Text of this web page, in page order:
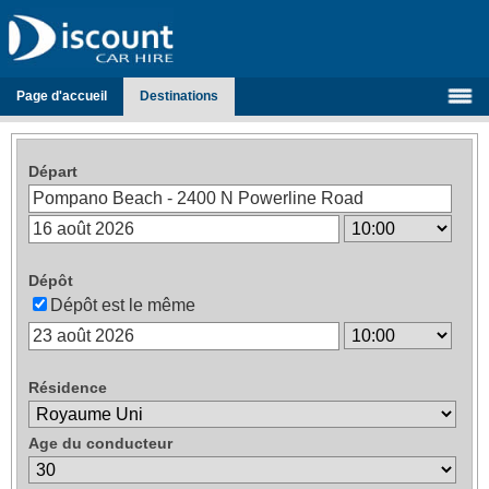
Page d'accueil Destinations
Départ
Dépôt
Dépôt est le même
Résidence
Age du conducteur